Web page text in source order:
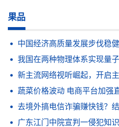
果品
中国经济高质量发展步伐稳健
我国在两种物理体系实现量
新主流网络视听崛起，开启
蔬菜价格波动 电商平台加强
去境外搞电信诈骗赚快钱？结局可
广东江门中院宣判一侵犯知